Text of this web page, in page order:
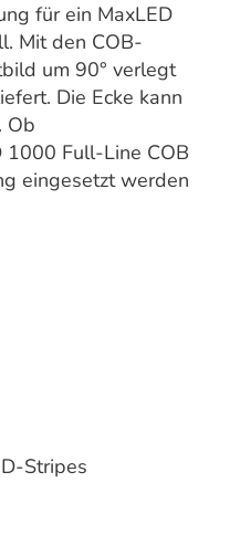
für ein MaxLED
Mit den COB-
um 90° verlegt
Die Ecke kann
Ob
1000 Full-Line COB
eingesetzt werden
Stripes